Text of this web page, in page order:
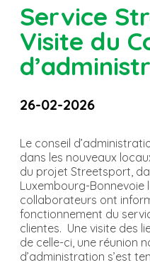
Service
Visite du
26-02-2026
Le conseil
dans les nouveaux
du projet Streetsport,
Luxembourg-Bonnevoie
collaborateurs ont
fonctionnement du
clientes. Une visite des
de celle-ci, une réunion
d’administration s’est